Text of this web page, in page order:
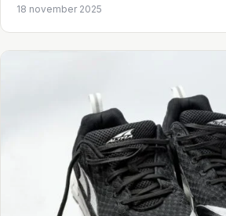
18 november 2025